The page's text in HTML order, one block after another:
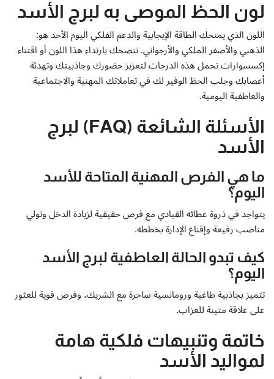
لون الحظ الموصى به لبرج الأسد
اللون الذي يمنحك الطاقة الإيجابية والدعم الفلكي اليوم الأحد هو:
الذهبي والأصفر الملكي والأرجواني. ننصحك بارتداء هذا اللون أو اقتناء
إكسسوارات تحمل هذه الدرجات لتعزيز حضورك وجاذبيتك وتهدئة
أعصابك وجلب الحظ الوفير لك في تعاملاتك المهنية والاجتماعية
والعاطفية اليومية.
الأسئلة الشائعة (FAQ) لبرج
الأسد
ما هي الفرص المهنية المتاحة للأسد
اليوم؟
يتواجد في ذروة عطائه القيادي مع فرص حقيقية لزيادة الدخل وتولي
مناصب رفيعة وإقناع الإدارة بخططه.
كيف تبدو الحالة العاطفية لبرج الأسد
اليوم؟
تتميز بجاذبية طاغية ورومانسية ساحرة مع الشريك، وفرص قوية للعثور
على علاقة متينة للعزاب.
خاتمة وتنبيهات فلكية هامة
لمواليد الأسد